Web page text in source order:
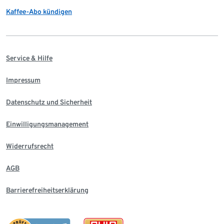
Kaffee-Abo kündigen
Service & Hilfe
Impressum
Datenschutz und Sicherheit
Einwilligungsmanagement
Widerrufsrecht
AGB
Barrierefreiheitserklärung